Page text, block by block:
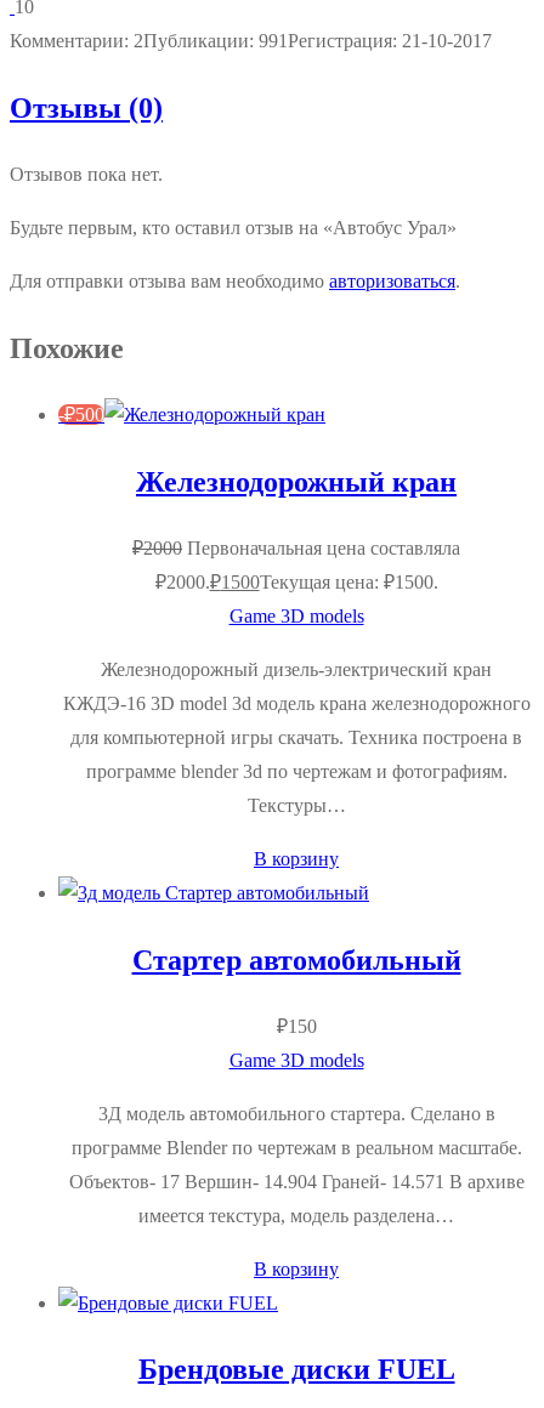
10
Комментарии: 2Публикации: 991Регистрация: 21-10-2017
Отзывы (0)
Отзывов пока нет.
Будьте первым, кто оставил отзыв на «Автобус Урал»
Для отправки отзыва вам необходимо авторизоваться.
Похожие
-₽500
Железнодорожный кран
₽2000 Первоначальная цена составляла
₽2000.₽1500Текущая цена: ₽1500.
Game 3D models
Железнодорожный дизель-электрический кран
КЖДЭ-16 3D model 3d модель крана железнодорожного
для компьютерной игры скачать. Техника построена в
программе blender 3d по чертежам и фотографиям.
Текстуры…
В корзину
Стартер автомобильный
₽150
Game 3D models
3Д модель автомобильного стартера. Сделано в
программе Blender по чертежам в реальном масштабе.
Объектов- 17 Вершин- 14.904 Граней- 14.571 В архиве
имеется текстура, модель разделена…
В корзину
Брендовые диски FUEL